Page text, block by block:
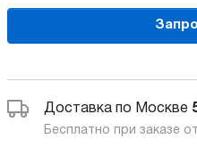
Доставка по Москве
Бесплатно при заказе